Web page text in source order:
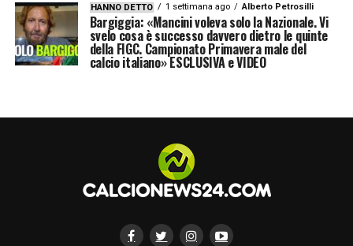
HANNO DETTO 1 settimana ago Alberto Petrosilli
Bargiggia: «Mancini voleva solo la Nazionale. Vi
svelo cosa è successo davvero dietro le quinte
della FIGC. Campionato Primavera male del
calcio italiano» ESCLUSIVA e VIDEO